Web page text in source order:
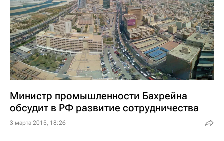
Министр промышленности Бахрейна
обсудит в РФ развитие сотрудничества
3 марта 2015, 18:26